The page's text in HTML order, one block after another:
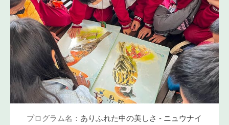
プログラム名： ありふれた中の美しさ - ニュウナイ